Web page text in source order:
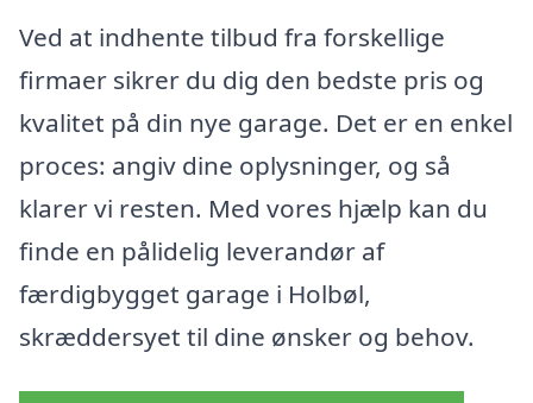
Ved at indhente tilbud fra forskellige
firmaer sikrer du dig den bedste pris og
kvalitet på din nye garage. Det er en enkel
proces: angiv dine oplysninger, og så
klarer vi resten. Med vores hjælp kan du
finde en pålidelig leverandør af
færdigbygget garage i Holbøl,
skræddersyet til dine ønsker og behov.